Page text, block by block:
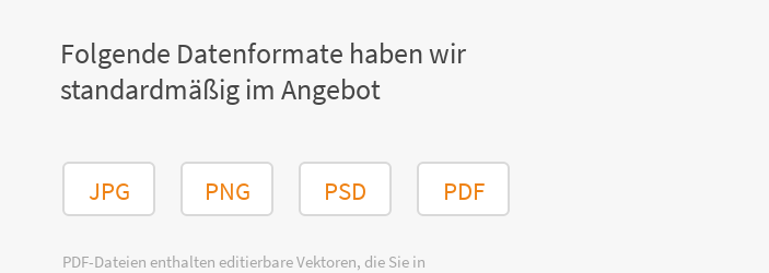
Folgende Datenformate haben wir
standardmäßig im Angebot
JPG PNG PSD PDF
PDF-Dateien enthalten editierbare Vektoren, die Sie in